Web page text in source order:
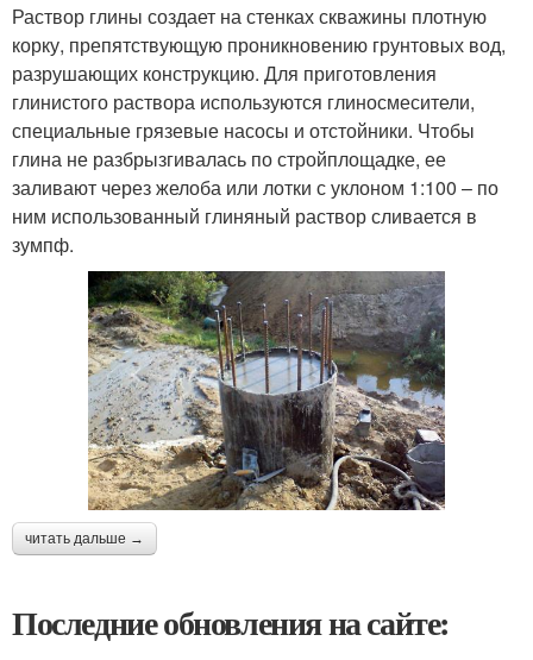
Раствор глины создает на стенках скважины плотную
корку, препятствующую проникновению грунтовых вод,
разрушающих конструкцию. Для приготовления
глинистого раствора используются глиносмесители,
специальные грязевые насосы и отстойники. Чтобы
глина не разбрызгивалась по стройплощадке, ее
заливают через желоба или лотки с уклоном 1:100 – по
ним использованный глиняный раствор сливается в
зумпф.
читать дальше →
Последние обновления на сайте: